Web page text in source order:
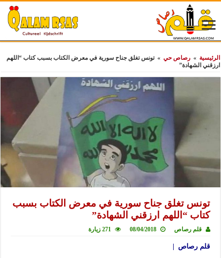
الرئيسية » رصاص حي » تونس تغلق جناح سورية في معرض الكتاب بسبب كتاب “اللهم
ارزقني الشهادة”
تونس تغلق جناح سورية في معرض الكتاب بسبب
كتاب “اللهم ارزقني الشهادة”
قلم رصاص 08/04/2018 271 زيارة
قلم رصاص |